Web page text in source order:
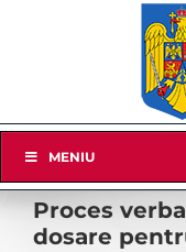
Navigation
MENIU
Proces
dosare